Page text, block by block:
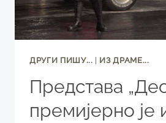
ДРУГИ ПИШУ... ИЗ ДРАМЕ...
Представа
премијерно је